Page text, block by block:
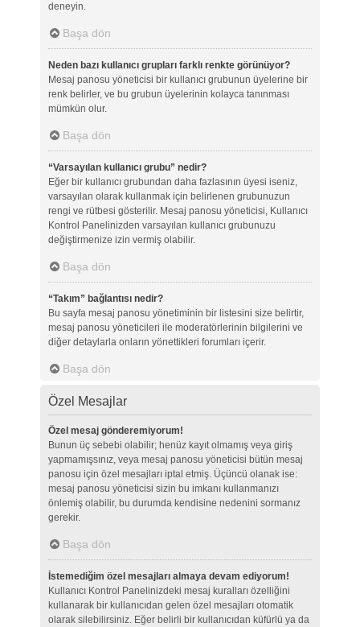
deneyin.
Başa dön
Neden bazı kullanıcı grupları farklı renkte görünüyor?
Mesaj panosu yöneticisi bir kullanıcı grubunun üyelerine bir
renk belirler, ve bu grubun üyelerinin kolayca tanınması
mümkün olur.
Başa dön
“Varsayılan kullanıcı grubu” nedir?
Eğer bir kullanıcı grubundan daha fazlasının üyesi iseniz,
varsayılan olarak kullanmak için belirlenen grubunuzun
rengi ve rütbesi gösterilir. Mesaj panosu yöneticisi, Kullanıcı
Kontrol Panelinizden varsayılan kullanıcı grubunuzu
değiştirmenize izin vermiş olabilir.
Başa dön
“Takım” bağlantısı nedir?
Bu sayfa mesaj panosu yönetiminin bir listesini size belirtir,
mesaj panosu yöneticileri ile moderatörlerinin bilgilerini ve
diğer detaylarla onların yönettikleri forumları içerir.
Başa dön
Özel Mesajlar
Özel mesaj gönderemiyorum!
Bunun üç sebebi olabilir; henüz kayıt olmamış veya giriş
yapmamışsınız, veya mesaj panosu yöneticisi bütün mesaj
panosu için özel mesajları iptal etmiş. Üçüncü olanak ise:
mesaj panosu yöneticisi sizin bu imkanı kullanmanızı
önlemiş olabilir, bu durumda kendisine nedenini sormanız
gerekir.
Başa dön
İstemediğim özel mesajları almaya devam ediyorum!
Kullanıcı Kontrol Panelinizdeki mesaj kuralları özelliğini
kullanarak bir kullanıcıdan gelen özel mesajları otomatik
olarak silebilirsiniz. Eğer belirli bir kullanıcıdan küfürlü ya da